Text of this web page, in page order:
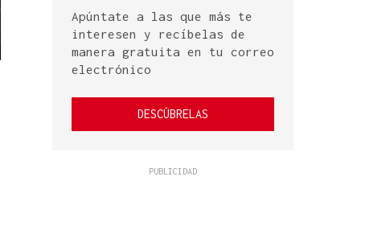
Apúntate a las que más te
interesen y recíbelas de
manera gratuita en tu correo
electrónico
DESCÚBRELAS